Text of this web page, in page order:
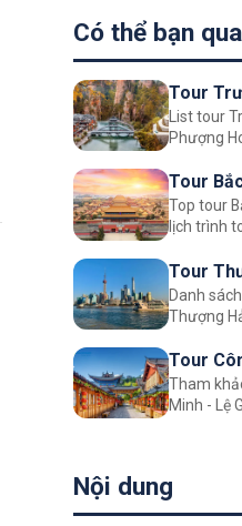
Có thể bạn
Tour
List tour
Phượng
Tour
Top tour
lịch trình
Tour
Danh
Thượng
Tour
Giang
Tham
Minh - Lệ
Nội dung